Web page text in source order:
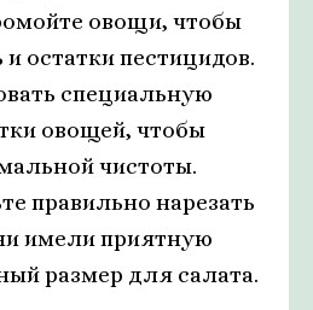
овощи, чтобы
и остатки пестицидов.
специальную
овощей, чтобы
чистоты.
правильно нарезать
имели приятную
размер для салата.